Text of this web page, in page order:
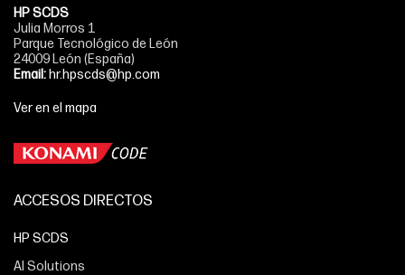
HP SCDS
Julia Morros 1
Parque Tecnológico de León
24009 León (España)
Email: hr.hpscds@hp.com
Ver en el mapa
ACCESOS DIRECTOS
HP SCDS
AI Solutions